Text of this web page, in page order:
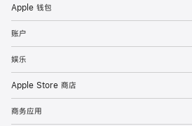
Apple 钱包
账户
娱乐
Apple Store 商店
商务应用